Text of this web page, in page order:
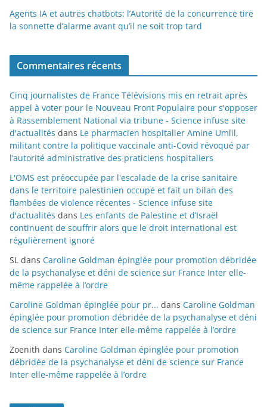
Agents IA et autres chatbots: l’Autorité de la concurrence tire
la sonnette d’alarme avant qu’il ne soit trop tard
Commentaires récents
Cinq journalistes de France Télévisions mis en retrait après
appel à voter pour le Nouveau Front Populaire pour s'opposer
à Rassemblement National via tribune - Science infuse site
d'actualités dans Le pharmacien hospitalier Amine Umlil,
militant contre la politique vaccinale anti-Covid révoqué par
l’autorité administrative des praticiens hospitaliers
L'OMS est préoccupée par l'escalade de la crise sanitaire
dans le territoire palestinien occupé et fait un bilan des
flambées de violence récentes - Science infuse site
d'actualités dans Les enfants de Palestine et d’Israël
continuent de souffrir alors que le droit international est
régulièrement ignoré
SL dans Caroline Goldman épinglée pour promotion débridée
de la psychanalyse et déni de science sur France Inter elle-
même rappelée à l’ordre
Caroline Goldman épinglée pour pr... dans Caroline Goldman
épinglée pour promotion débridée de la psychanalyse et déni
de science sur France Inter elle-même rappelée à l’ordre
Zoenith dans Caroline Goldman épinglée pour promotion
débridée de la psychanalyse et déni de science sur France
Inter elle-même rappelée à l’ordre